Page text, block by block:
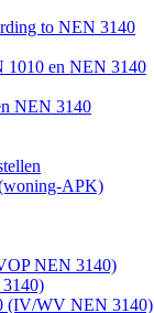
to NEN 3140
1010 en NEN 3140
NEN 3140
APK)
NEN 3140)
(IV/WV NEN 3140)